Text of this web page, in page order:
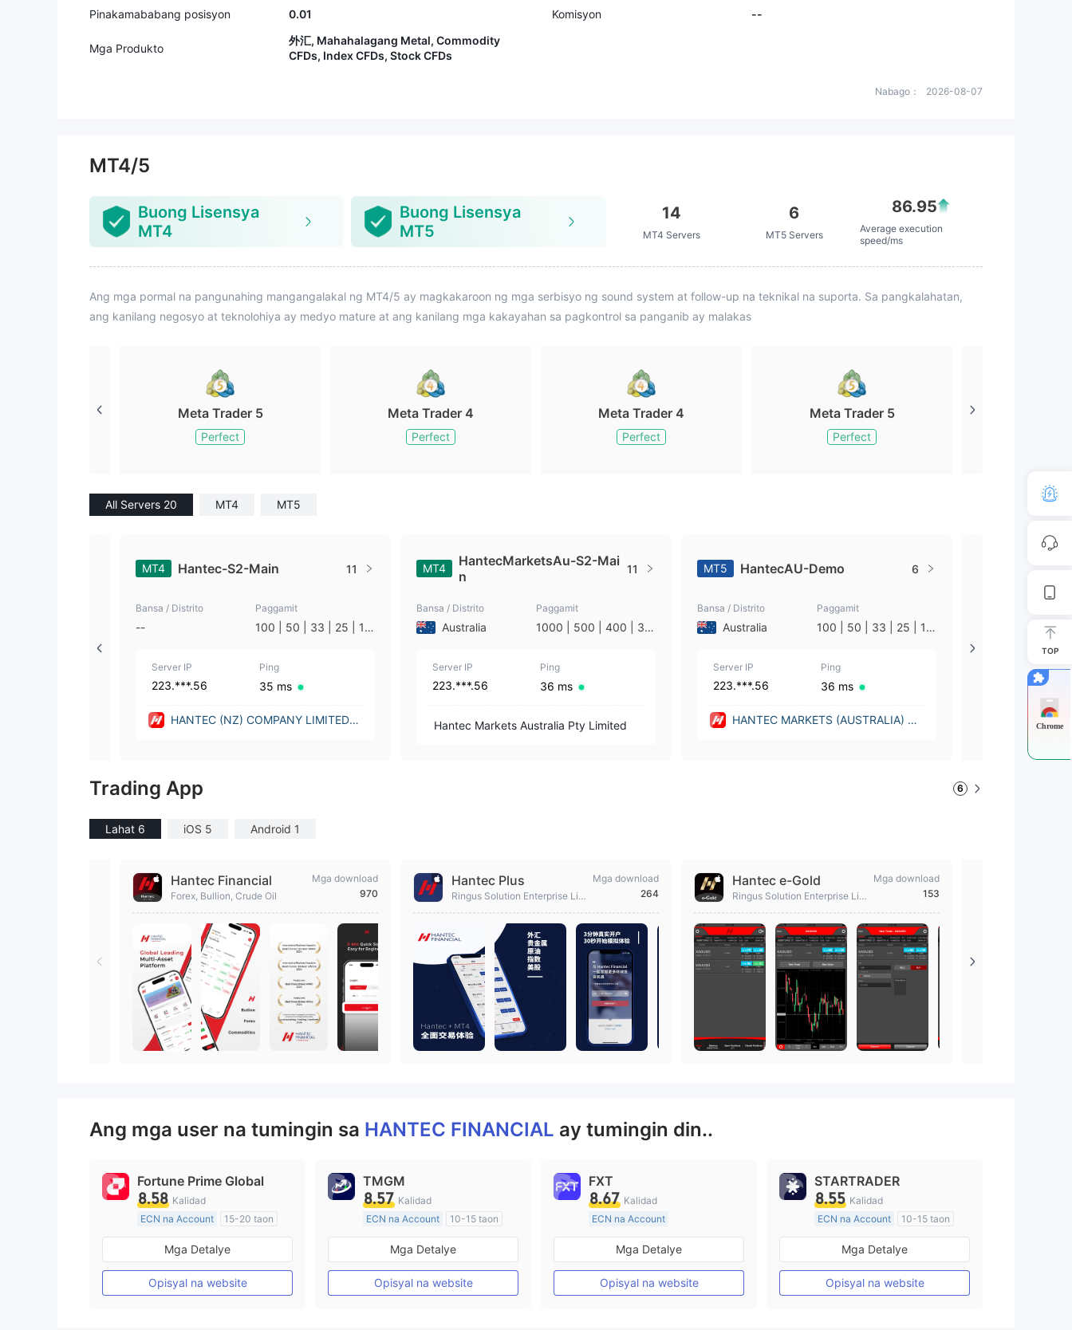
Pinakamababang posisyon
0.01 Komisyon --
Mga Produkto
外汇, Mahahalagang Metal, Commodity
CFDs, Index CFDs, Stock CFDs
Nabago： 2026-08-07
MT4/5
Buong Lisensya
MT4
Buong Lisensya
MT5
14
MT4 Servers
6
MT5 Servers
86.95
Average execution
speed/ms
Ang mga pormal na pangunahing mangangalakal ng MT4/5 ay magkakaroon ng mga serbisyo ng sound system at follow-up na teknikal na suporta. Sa pangkalahatan,
ang kanilang negosyo at teknolohiya ay medyo mature at ang kanilang mga kakayahan sa pagkontrol sa panganib ay malakas
Meta Trader 5
Perfect
Meta Trader 4
Perfect
Meta Trader 4
Perfect
Meta Trader 5
Perfect
All Servers 20 MT4 MT5
MT4 Hantec-S2-Main 11
Bansa / Distrito
--
Paggamit
100 | 50 | 33 | 25 | 10
Server IP
223.***.56
Ping
35 ms
HANTEC (NZ) COMPANY LIMITED
MT4
HantecMarketsAu-S2-Mai
n
11
Bansa / Distrito
Australia
Paggamit
1000 | 500 | 400 | 30
| 33 | 25 | 20 | 10 | 5 |
3 | 2 | 1
Server IP
223.***.56
Ping
36 ms
Hantec Markets Australia Pty Limited
MT5 HantecAU-Demo 6
Bansa / Distrito
Australia
Paggamit
100 | 50 | 33 | 25 | 10
Server IP
223.***.56
Ping
36 ms
HANTEC MARKETS (AUSTRALIA) PT
Seychelles
Server IP
223.***.56
Hantec
Trading App 6
Lahat 6 iOS 5 Android 1
Hantec Financial
Forex, Bullion, Crude Oil
Mga download
970
Hantec Plus
Ringus Solution Enterprise Lim
Mga download
264
Hantec e-Gold
Ringus Solution Enterprise Lim
Mga download
153
Ang mga user na tumingin sa HANTEC FINANCIAL ay tumingin din..
Fortune Prime Global
8.58 Kalidad
ECN na Account
15-20 taon
Kinokontrol sa Australia
Paggawa ng Market (MM)
Pangunahing label na MT4
Mga Detalye
Opisyal na website
TMGM
8.57 Kalidad
ECN na Account
10-15 taon
Kinokontrol sa Australia
Paggawa ng Market (MM)
Pangunahing label na MT4
Mga Detalye
Opisyal na website
FXT
8.67 Kalidad
ECN na Account
20 Taon Pataas
Kinokontrol sa Australia
Paggawa ng Market (MM)
Pangunahing label na MT4
Mga Detalye
Opisyal na website
STARTRADER
8.55 Kalidad
ECN na Account
10-15 taon
Kinokontrol sa Australia
Paggawa ng Market (MM)
Pangunahing label na MT4
Mga Detalye
Opisyal na website
TOP
Chrome